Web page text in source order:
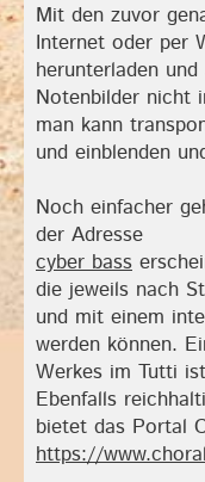
Mit den zuvor
Internet oder per
herunterladen
Notenbilder nicht
man kann
und einblenden
Noch einfacher
der Adresse
cyber bass
die jeweils nach
und mit einem
werden können.
Werkes im Tutti
Ebenfalls
bietet das Portal
https://